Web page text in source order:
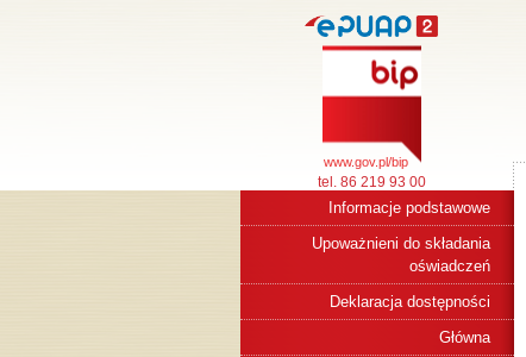
www.gov.pl/bip
tel. 86 219 93 00
Informacje podstawowe
Upoważnieni do składania
oświadczeń
Deklaracja dostępności
Główna